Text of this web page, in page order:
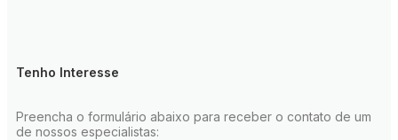
Tenho Interesse
Preencha o formulário abaixo para receber o contato de um
de nossos especialistas: